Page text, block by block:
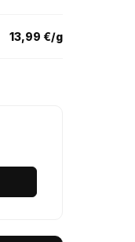
13,99 €/g